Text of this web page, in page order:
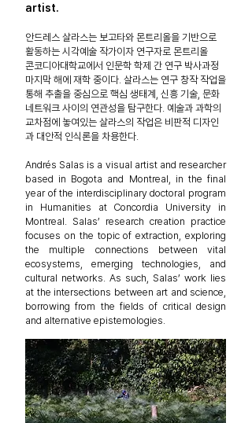
artist.
안드레스 살라스는 보고타와 몬트리올을 기반으로
활동하는 시각예술 작가이자 연구자로 몬트리올
콘코디아대학교에서 인문학 학제 간 연구 박사과정
마지막 해에 재학 중이다. 살라스는 연구 창작 작업을
통해 추출을 중심으로 핵심 생태계, 신흥 기술, 문화
네트워크 사이의 연관성을 탐구한다. 예술과 과학의
교차점에 놓여있는 살라스의 작업은 비판적 디자인
과 대안적 인식론을 차용한다.
Andrés Salas is a visual artist and researcher
based in Bogota and Montreal, in the final
year of the interdisciplinary doctoral program
in Humanities at Concordia University in
Montreal. Salas’ research creation practice
focuses on the topic of extraction, exploring
the multiple connections between vital
ecosystems, emerging technologies, and
cultural networks. As such, Salas’ work lies
at the intersections between art and science,
borrowing from the fields of critical design
and alternative epistemologies.